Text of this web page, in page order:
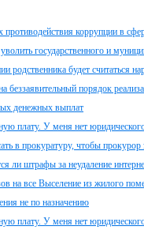
коррупции в
государственного и
родственника будет считаться
беззаявительный порядок
денежных выплат
плату. У меня нет
в прокуратуру, чтобы прокурор
ли штрафы за неудаление
на все Выселение из жилого
не по назначению
плату. У меня нет